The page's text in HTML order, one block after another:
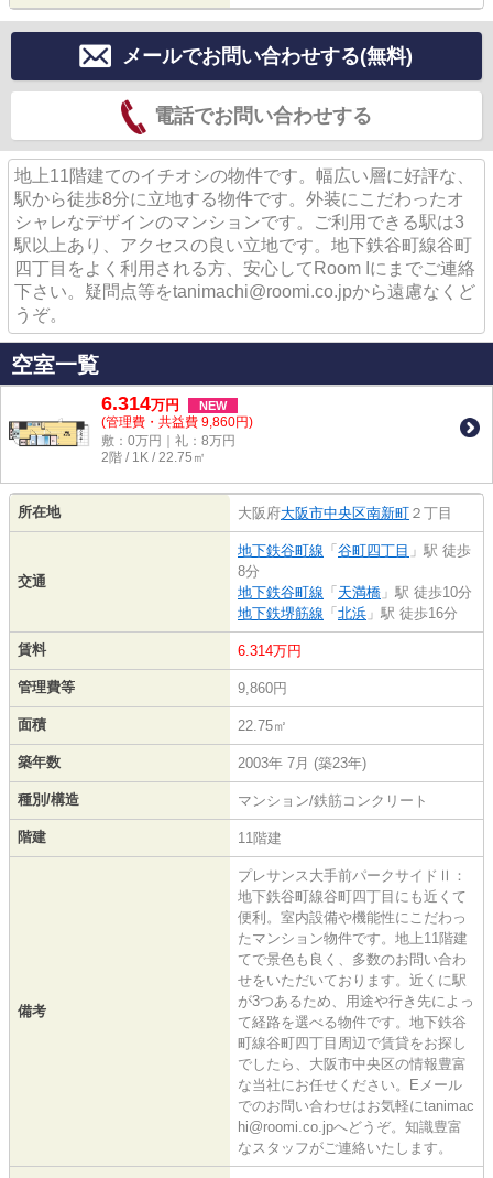
メールでお問い合わせする(無料)
電話でお問い合わせする
地上11階建てのイチオシの物件です。幅広い層に好評な、
駅から徒歩8分に立地する物件です。外装にこだわったオ
シャレなデザインのマンションです。ご利用できる駅は3
駅以上あり、アクセスの良い立地です。地下鉄谷町線谷町
四丁目をよく利用される方、安心してRoom Iにまでご連絡
下さい。疑問点等をtanimachi@roomi.co.jpから遠慮なくど
うぞ。
空室一覧
6.314万円 NEW
(管理費・共益費 9,860円)
敷：0万円｜礼：8万円
2階 / 1K / 22.75㎡
所在地 大阪府大阪市中央区南新町 ２丁目
交通
地下鉄谷町線 「 谷町四丁目 」駅 徒歩
8分
地下鉄谷町線 「 天満橋 」駅 徒歩10分
地下鉄堺筋線 「 北浜 」駅 徒歩16分
賃料 6.314万円
管理費等 9,860円
面積 22.75㎡
築年数 2003年 7月 (築23年)
種別/構造 マンション/鉄筋コンクリート
階建 11階建
備考
プレサンス大手前パークサイドⅡ：
地下鉄谷町線谷町四丁目にも近くて
便利。室内設備や機能性にこだわっ
たマンション物件です。地上11階建
てで景色も良く、多数のお問い合わ
せをいただいております。近くに駅
が3つあるため、用途や行き先によっ
て経路を選べる物件です。地下鉄谷
町線谷町四丁目周辺で賃貸をお探し
でしたら、大阪市中央区の情報豊富
な当社にお任せください。Eメール
でのお問い合わせはお気軽にtanimac
hi@roomi.co.jpへどうぞ。知識豊富
なスタッフがご連絡いたします。